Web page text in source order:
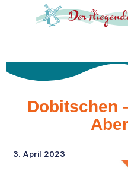
Dobitschen
3. April 2023